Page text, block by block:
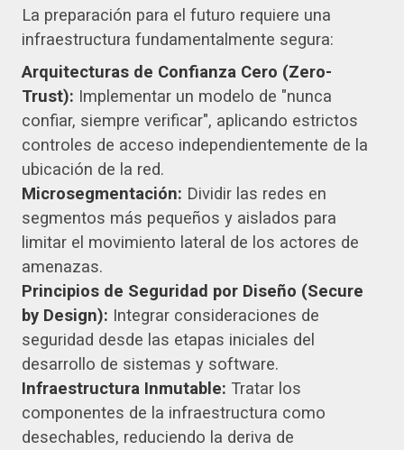
La preparación para el futuro requiere una
infraestructura fundamentalmente segura:
Arquitecturas de Confianza Cero (Zero-
Trust): Implementar un modelo de "nunca
confiar, siempre verificar", aplicando estrictos
controles de acceso independientemente de la
ubicación de la red.
Microsegmentación: Dividir las redes en
segmentos más pequeños y aislados para
limitar el movimiento lateral de los actores de
amenazas.
Principios de Seguridad por Diseño (Secure
by Design): Integrar consideraciones de
seguridad desde las etapas iniciales del
desarrollo de sistemas y software.
Infraestructura Inmutable: Tratar los
componentes de la infraestructura como
desechables, reduciendo la deriva de